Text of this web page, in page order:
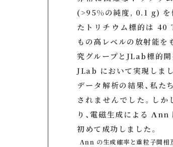
(>95%の純度, 0.1 g) を
たトリチウム標的は
もの高レベルの放射能を
究グループとJLab標的
JLab において実現しまし
データ解析の結果、私
されませんでした。し
り、電磁生成による
初めて成功しました。
Λnn の生成確率と重粒子間相